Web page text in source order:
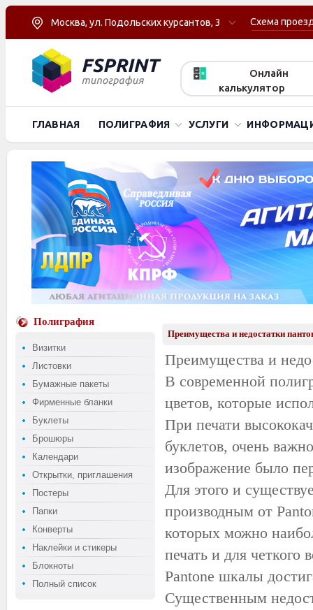
Москва, ул. Подольских курсантов, 3 Схема
Онлайн
калькулятор
ГЛАВНАЯ ПОЛИГРАФИЯ УСЛУГИ
Полиграфия
Визитки
Листовки
Бумажные пакеты
Фирменные бланки
Буклеты
Брошюры
Календари
Открытки, приглашения
Постеры
Папки
Конверты
Наклейки и стикеры
Блокноты
Полный список
Преимущества и недостатки
Преимущества и
В современной
цветов, которые
При печати
буклетов, очень
изображение было
Для этого и
производным от
которых можно
печать и для
Pantone шкалы
Существенным